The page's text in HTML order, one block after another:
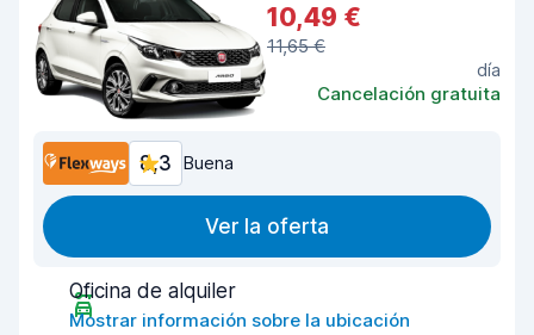
10,49 €
11,65 €
día
Cancelación gratuita
8,3 Buena
Ver la oferta
Oficina de alquiler
Mostrar información sobre la ubicación